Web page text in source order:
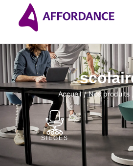
Accueil / Nos produits
SIÈGES